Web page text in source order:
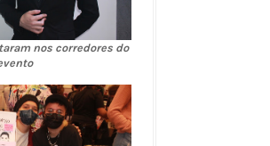
nos corredores do